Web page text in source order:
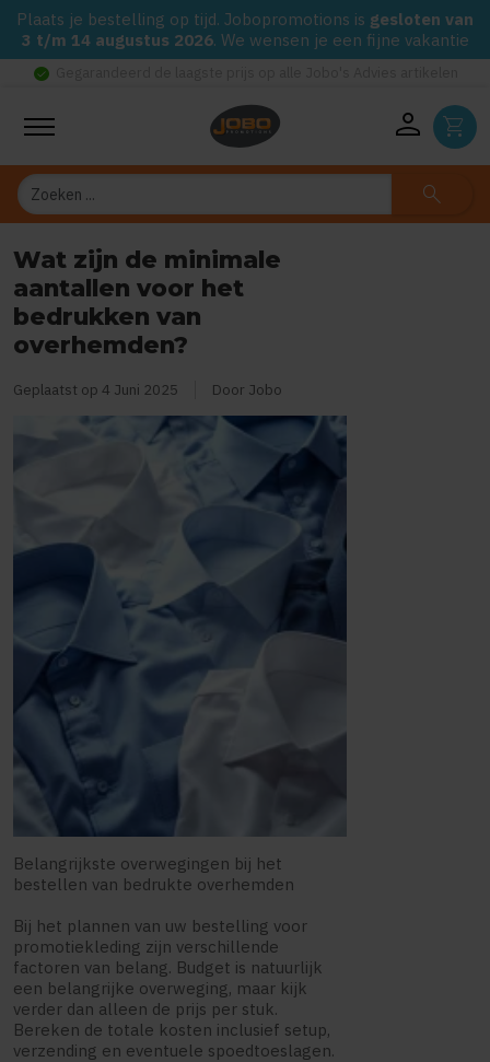
Plaats je bestelling op tijd. Jobopromotions is gesloten van
3 t/m 14 augustus 2026. We wensen je een fijne vakantie
check_circle
person shopping_cart
Zoeken search
Wat zijn de minimale
aantallen voor het
bedrukken van
overhemden?
Geplaatst op 4 Juni 2025 Door Jobo
Belangrijkste overwegingen bij het
bestellen van bedrukte overhemden
Bij het plannen van uw bestelling voor
promotiekleding zijn verschillende
factoren van belang. Budget is natuurlijk
een belangrijke overweging, maar kijk
verder dan alleen de prijs per stuk.
Bereken de totale kosten inclusief setup,
verzending en eventuele spoedtoeslagen.